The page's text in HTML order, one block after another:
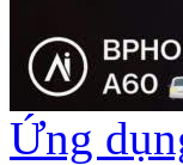
Ứng